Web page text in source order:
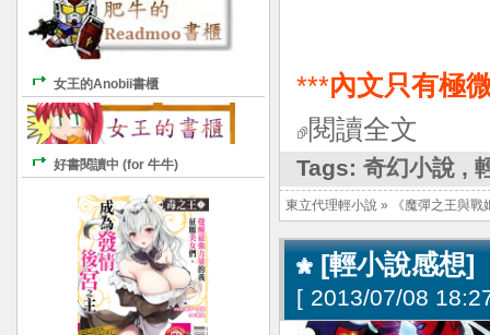
***內文只有極
閱讀全文
Tags: 奇幻小說 ,
東立代理輕小說 » 《魔彈之王與戰
[輕小說感想]
[ 2013/07/08
女王的Anobii書櫃
好書閱讀中 (for 牛牛)